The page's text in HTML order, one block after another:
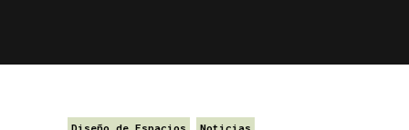
Diseño de Espacios Noticias